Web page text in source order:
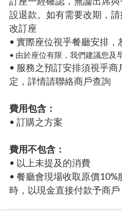
設退款。如有需要改期，
改訂座
• 實際座位視乎餐廳安排，
• 由於座位有限，我們建議您及
• 服務之預訂安排須視乎商
定，詳情請聯絡商戶查詢
費用包含：
• 訂購之方案
費用不包含：
• 以上未提及的消費
• 餐廳會現場收取原價10%
時，以現金直接付款予商